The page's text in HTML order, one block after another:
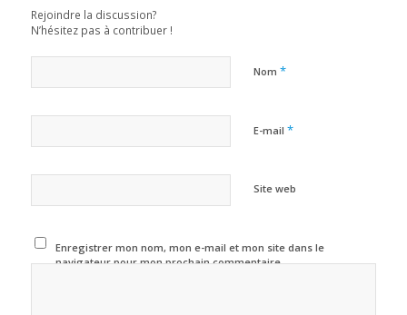
Rejoindre la discussion?
N’hésitez pas à contribuer !
Nom *
E-mail *
Site web
Enregistrer mon nom, mon e-mail et mon site dans le
navigateur pour mon prochain commentaire.